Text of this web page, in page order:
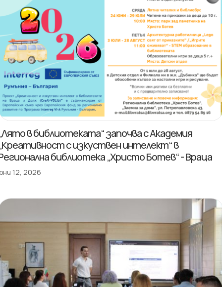
в библиотеката“ започва с Академия
с изкуствен интелект“ в
библиотека „Христо Ботев“ - Враца
12, 2026